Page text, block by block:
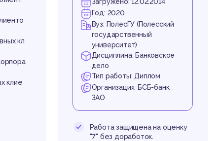
кл
клие
Год: 2020
Вуз: ПолесГУ (Полесский
государственный
университет)
Дисциплина: Банковское
дело
Тип работы: Диплом
Организация: БСБ-банк,
ЗАО
Работа защищена на оценку
"7" без доработок.